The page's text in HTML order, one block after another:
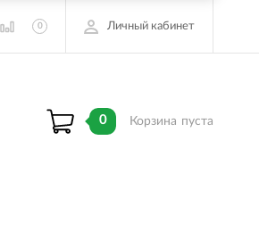
0 Личный кабинет
0 Корзина пуста